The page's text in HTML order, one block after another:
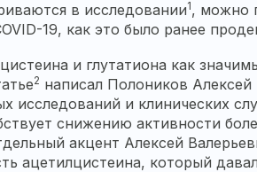
в исследовании1, можно
19, как это было ранее
и глутатиона как
2 написал Полоников
исследований и клинических
снижению активности
акцент Алексей
ацетилцистеина, который